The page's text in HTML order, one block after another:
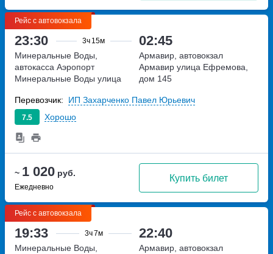
Рейс с автовокзала
23:30 3ч 15м 02:45
~ 1 020 руб.
Ежедневно
Купить билет
Минеральные Воды,
автокасса Аэропорт
Минеральные Воды улица
Армавир, автовокзал
Армавир улица Ефремова,
дом 145
7.5 Хорошо
Перевозчик: ИП Захарченко Павел Юрьевич
Рейс с автовокзала
19:33 3ч7м 22:40
Минеральные Воды,
Армавир, автовокзал